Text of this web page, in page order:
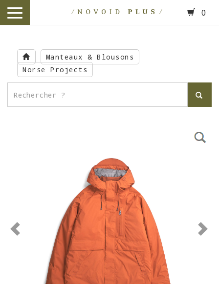
main
content
toggle
0
Manteaux & Blousons
Norse Projects